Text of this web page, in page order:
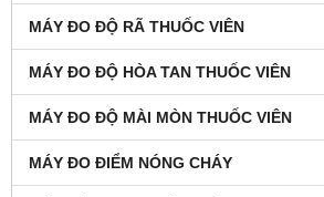
MÁY ĐO ĐỘ RÃ THUỐC VIÊN
MÁY ĐO ĐỘ HÒA TAN THUỐC VIÊN
MÁY ĐO ĐỘ MÀI MÒN THUỐC VIÊN
MÁY ĐO ĐIỂM NÓNG CHÁY